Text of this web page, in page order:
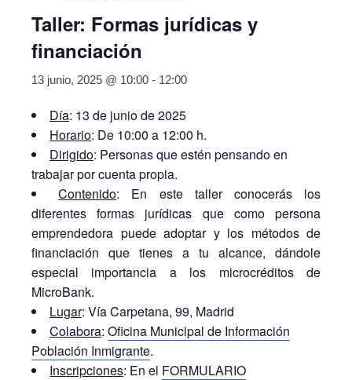
Taller: Formas jurídicas y
financiación
13 junio, 2025 @ 10:00 - 12:00
Día: 13 de junio de 2025
Horario: De 10:00 a 12:00 h.
Dirigido: Personas que estén pensando en
trabajar por cuenta propia.
Contenido: En este taller conocerás los
diferentes formas jurídicas que como persona
emprendedora puede adoptar y los métodos de
financiación que tienes a tu alcance, dándole
especial importancia a los microcréditos de
MicroBank.
Lugar: Vía Carpetana, 99, Madrid
Colabora: Oficina Municipal de Información
Población Inmigrante.
Inscripciones: En el FORMULARIO